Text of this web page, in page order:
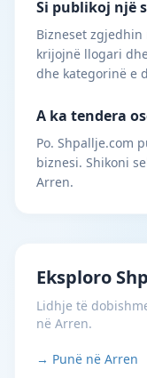
Si publikoj një
Bizneset zgjedhin
krijojnë llogari
dhe kategorinë e
A ka tendera
Po. Shpallje.com
biznesi. Shikoni
Arren.
Eksploro
Lidhje të
në Arren.
→ Punë në Arren